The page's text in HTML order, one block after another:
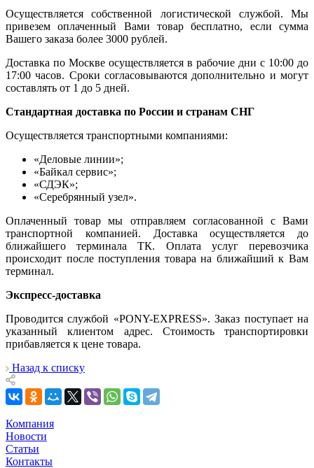
Осуществляется собственной логистической службой. Мы
привезем оплаченный Вами товар бесплатно, если сумма
Вашего заказа более 3000 рублей.
Доставка по Москве осуществляется в рабочие дни с 10:00 до
17:00 часов. Сроки согласовываются дополнительно и могут
составлять от 1 до 5 дней.
Стандартная доставка по России и странам СНГ
Осуществляется транспортными компаниями:
«Деловые линии»;
«Байкал сервис»;
«СДЭК»;
«Серебрянный узел».
Оплаченный товар мы отправляем согласованной с Вами
транспортной компанией. Доставка осуществляется до
ближайшего терминала ТК. Оплата услуг перевозчика
происходит после поступления товара на ближайший к Вам
терминал.
Экспресс-доставка
Проводится службой «PONY-EXPRESS». Заказ поступает на
указанный клиентом адрес. Стоимость транспортировки
прибавляется к цене товара.
Назад к списку
Компания
Новости
Статьи
Контакты